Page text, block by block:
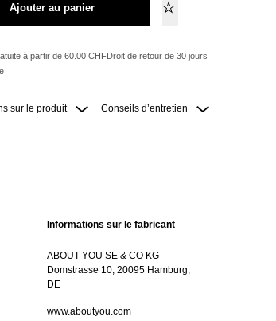
Ajouter au panier
à partir de 60.00 CHFDroit de retour de 30 jours
sur le produit Conseils d’entretien
Informations sur le fabricant
ABOUT YOU SE & CO KG
Domstrasse 10, 20095 Hamburg,
DE
www.aboutyou.com